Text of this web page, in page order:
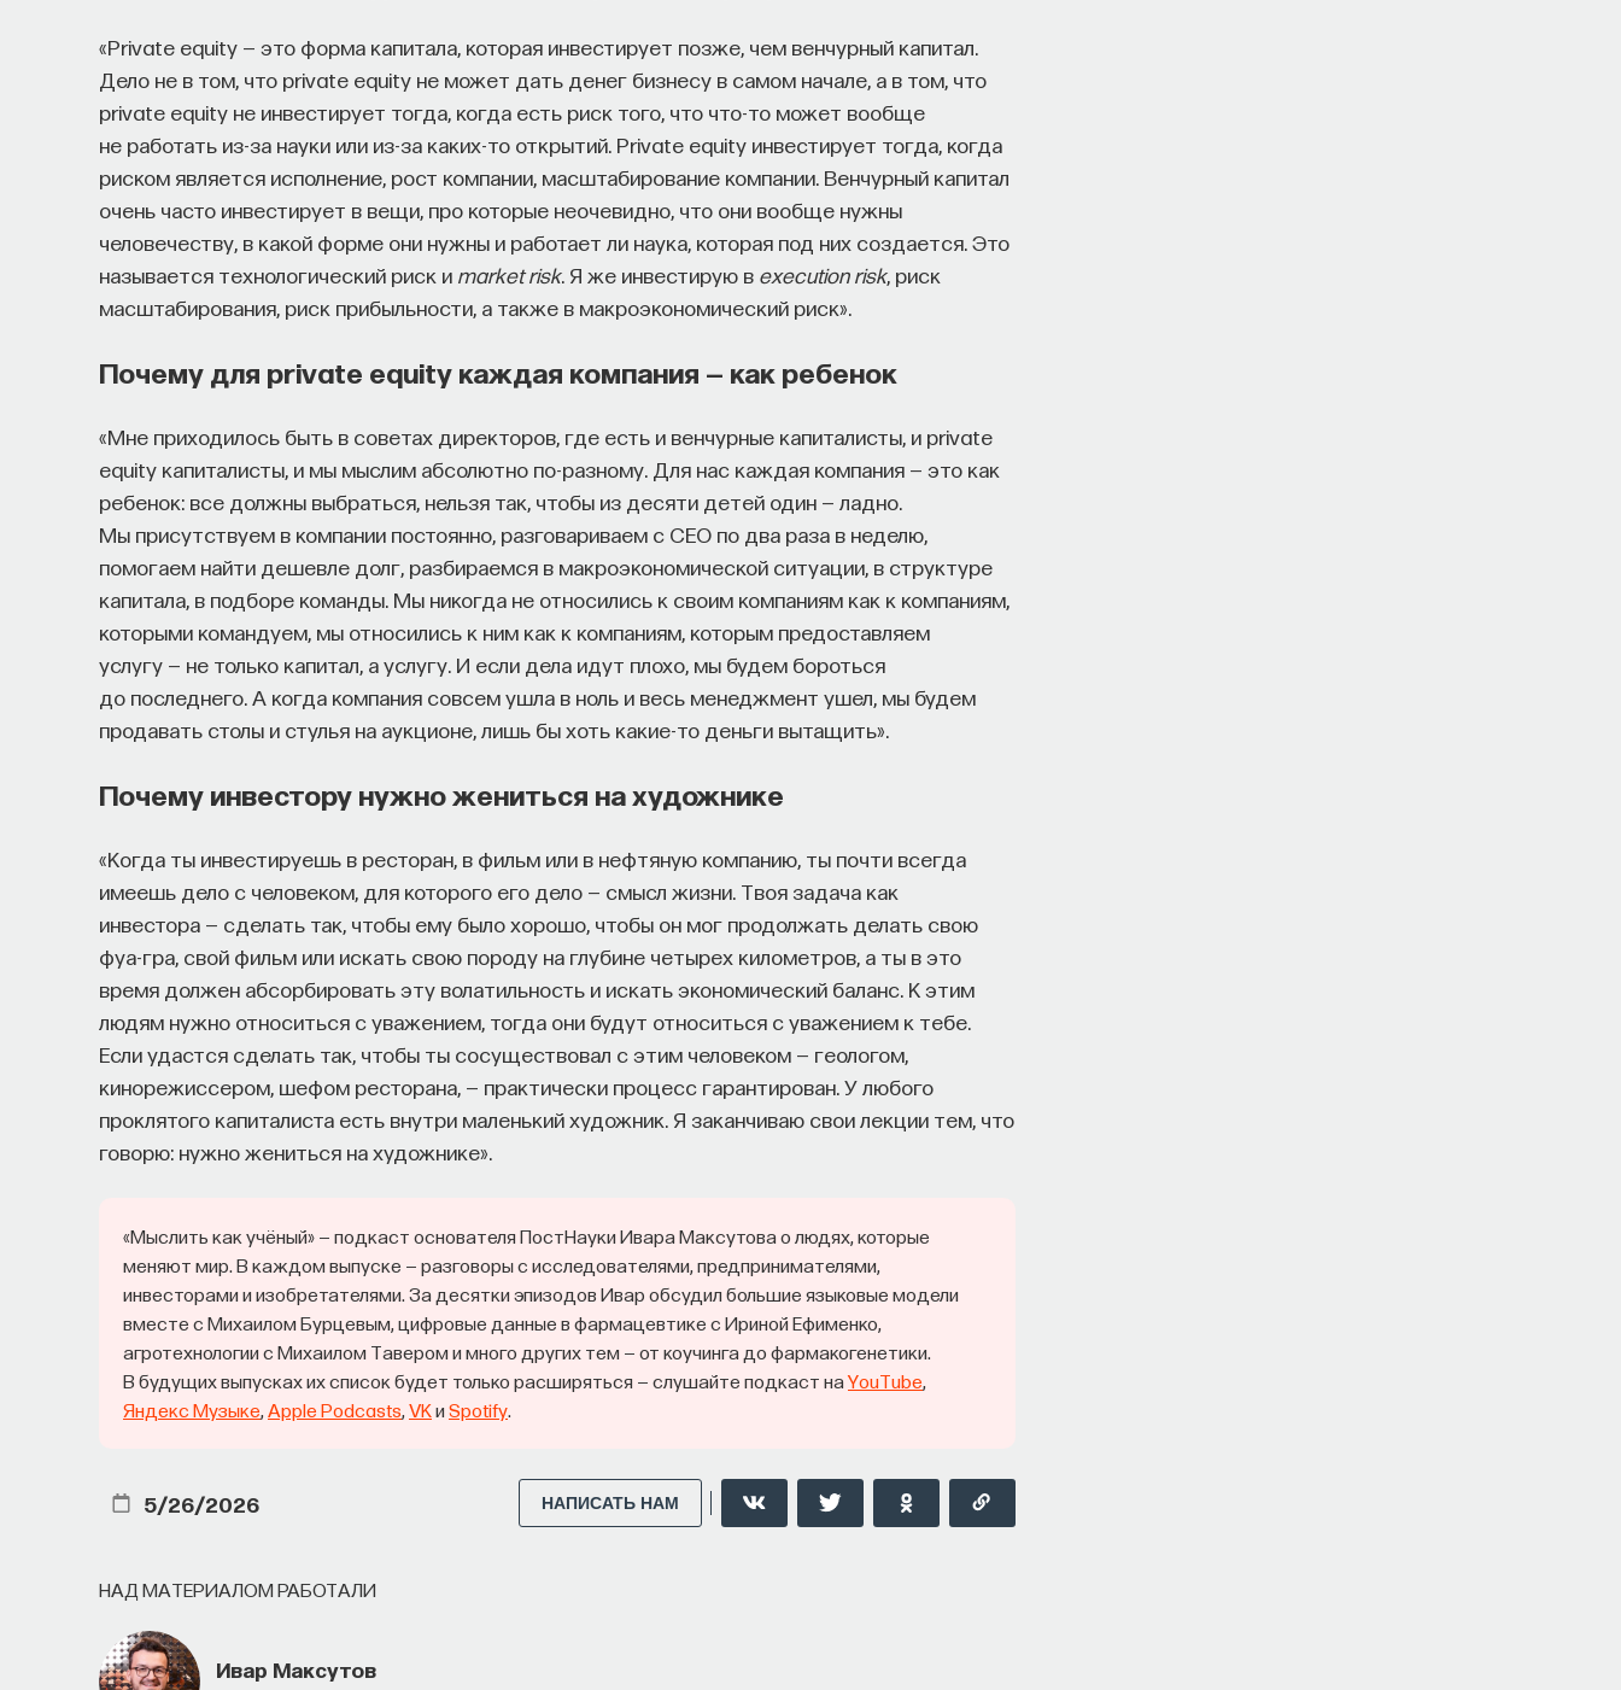
«Private equity — это форма капитала, которая инвестирует позже, чем венчурный капитал.
Дело не в том, что private equity не может дать денег бизнесу в самом начале, а в том, что
private equity не инвестирует тогда, когда есть риск того, что что-то может вообще
не работать из-за науки или из-за каких-то открытий. Private equity инвестирует тогда, когда
риском является исполнение, рост компании, масштабирование компании. Венчурный капитал
очень часто инвестирует в вещи, про которые неочевидно, что они вообще нужны
человечеству, в какой форме они нужны и работает ли наука, которая под них создается. Это
называется технологический риск и market risk. Я же инвестирую в execution risk, риск
масштабирования, риск прибыльности, а также в макроэкономический риск».
Почему для private equity каждая компания — как ребенок
«Мне приходилось быть в советах директоров, где есть и венчурные капиталисты, и private
equity капиталисты, и мы мыслим абсолютно по-разному. Для нас каждая компания — это как
ребенок: все должны выбраться, нельзя так, чтобы из десяти детей один — ладно.
Мы присутствуем в компании постоянно, разговариваем с CEO по два раза в неделю,
помогаем найти дешевле долг, разбираемся в макроэкономической ситуации, в структуре
капитала, в подборе команды. Мы никогда не относились к своим компаниям как к компаниям,
которыми командуем, мы относились к ним как к компаниям, которым предоставляем
услугу — не только капитал, а услугу. И если дела идут плохо, мы будем бороться
до последнего. А когда компания совсем ушла в ноль и весь менеджмент ушел, мы будем
продавать столы и стулья на аукционе, лишь бы хоть какие-то деньги вытащить».
Почему инвестору нужно жениться на художнике
«Когда ты инвестируешь в ресторан, в фильм или в нефтяную компанию, ты почти всегда
имеешь дело с человеком, для которого его дело — смысл жизни. Твоя задача как
инвестора — сделать так, чтобы ему было хорошо, чтобы он мог продолжать делать свою
фуа-гра, свой фильм или искать свою породу на глубине четырех километров, а ты в это
время должен абсорбировать эту волатильность и искать экономический баланс. К этим
людям нужно относиться с уважением, тогда они будут относиться с уважением к тебе.
Если удастся сделать так, чтобы ты сосуществовал с этим человеком — геологом,
кинорежиссером, шефом ресторана, — практически процесс гарантирован. У любого
проклятого капиталиста есть внутри маленький художник. Я заканчиваю свои лекции тем, что
говорю: нужно жениться на художнике».
«Мыслить как учёный» — подкаст основателя ПостНауки Ивара Максутова о людях, которые
меняют мир. В каждом выпуске — разговоры с исследователями, предпринимателями,
инвесторами и изобретателями. За десятки эпизодов Ивар обсудил большие языковые модели
вместе с Михаилом Бурцевым, цифровые данные в фармацевтике с Ириной Ефименко,
агротехнологии с Михаилом Тавером и много других тем — от коучинга до фармакогенетики.
В будущих выпусках их список будет только расширяться — слушайте подкаст наYouTube,
Яндекс Музыке, Apple Podcasts, VKи Spotify.
5/26/2026 НАПИСАТЬ НАМ
НАД МАТЕРИАЛОМ РАБОТАЛИ
Ивар Максутов